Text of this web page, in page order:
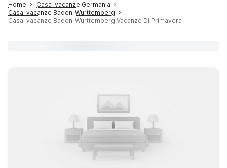
Home
Casa-vacanze Germania
Casa-vacanze Baden-Württemberg
Casa-vacanze Baden-Württemberg Vacanze Di Primavera